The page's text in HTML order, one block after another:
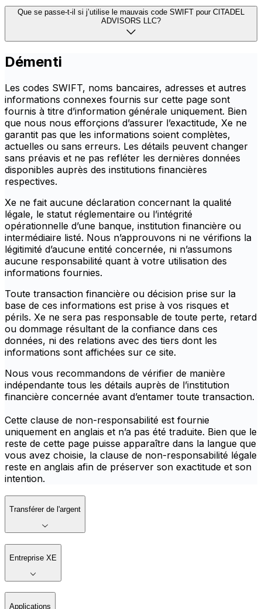
Que se passe-t-il si j’utilise le mauvais code SWIFT pour CITADEL
ADVISORS LLC?
Démenti
Les codes SWIFT, noms bancaires, adresses et autres
informations connexes fournis sur cette page sont
fournis à titre d’information générale uniquement. Bien
que nous nous efforçions d’assurer l’exactitude, Xe ne
garantit pas que les informations soient complètes,
actuelles ou sans erreurs. Les détails peuvent changer
sans préavis et ne pas refléter les dernières données
disponibles auprès des institutions financières
respectives.
Xe ne fait aucune déclaration concernant la qualité
légale, le statut réglementaire ou l’intégrité
opérationnelle d’une banque, institution financière ou
intermédiaire listé. Nous n’approuvons ni ne vérifions la
légitimité d’aucune entité concernée, ni n’assumons
aucune responsabilité quant à votre utilisation des
informations fournies.
Toute transaction financière ou décision prise sur la
base de ces informations est prise à vos risques et
périls. Xe ne sera pas responsable de toute perte, retard
ou dommage résultant de la confiance dans ces
données, ni des relations avec des tiers dont les
informations sont affichées sur ce site.
Nous vous recommandons de vérifier de manière
indépendante tous les détails auprès de l’institution
financière concernée avant d’entamer toute transaction.
Cette clause de non-responsabilité est fournie
uniquement en anglais et n’a pas été traduite. Bien que le
reste de cette page puisse apparaître dans la langue que
vous avez choisie, la clause de non-responsabilité légale
reste en anglais afin de préserver son exactitude et son
intention.
Transférer de l'argent
Entreprise XE
Applications